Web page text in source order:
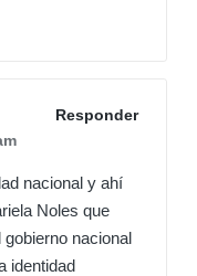
Responder
nacional y ahí
Noles que
nacional
identidad